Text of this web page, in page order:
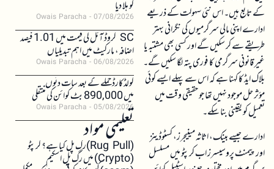
کے تابع ہیں۔ اس نئی سہولت کے ذریعے
ادارے اپنی مالی سرگرمیوں کی نگرانی بہتر
طریقے سے کر سکیں گے اور کسی بھی مشتبہ یا
غیر قانونی سرگرمی کا فوری پتہ لگا سکیں گے۔
بلاک ایڈ کا کہنا ہے کہ اس سے پہلے ایسے کوئی
مؤثر حل موجود نہیں تھا جو حقیقی وقت میں
تعمیل کو یقینی بنا سکے۔
ادارے جیسے بینک، اثاثہ مینیجرز، کسٹوڈینز
اور پیمنٹ پروسیسرز اب کرپٹو میں مسلسل
کو ہلا دیا
Owais Paracha 07/08/2026
SC کروڈ آئل کی قیمت میں 1.01 فیصد
اضافہ، مارکیٹ میں اہم تبدیلیاں
Owais Paracha 06/08/2026
کولڈکارڈ حملے کے بعد سات دنوں
میں 890,000 بٹ کوائن کی منتقلی
Owais Paracha 05/08/2026
تعلیمی مواد(Rug Pull)رگ پل کیا ہے؟ کرپٹو
(Crypto) میں رگ پل اسکیم